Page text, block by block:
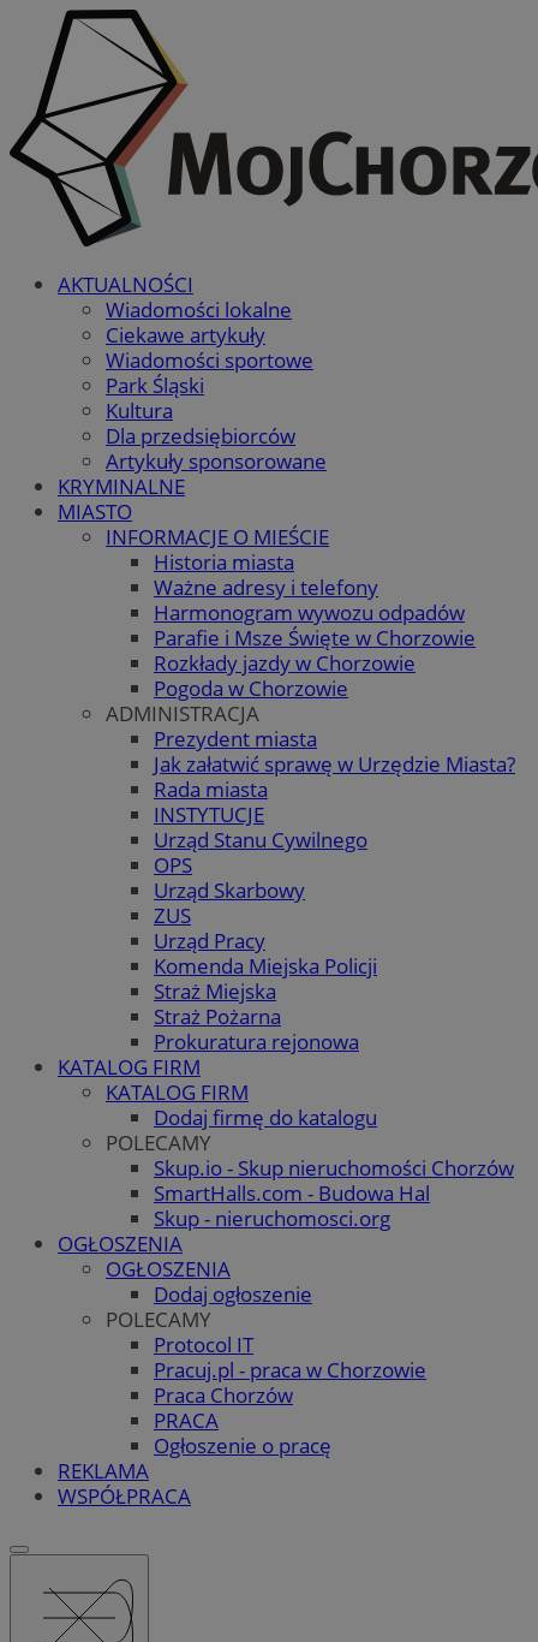
AKTUALNOŚCI
Wiadomości lokalne
Ciekawe artykuły
Wiadomości sportowe
Park Śląski
Kultura
Dla przedsiębiorców
Artykuły sponsorowane
KRYMINALNE
MIASTO
INFORMACJE O MIEŚCIE
Historia miasta
Ważne adresy i telefony
Harmonogram wywozu odpadów
Parafie i Msze Święte w Chorzowie
Rozkłady jazdy w Chorzowie
Pogoda w Chorzowie
ADMINISTRACJA
Prezydent miasta
Jak załatwić sprawę w Urzędzie Miasta?
Rada miasta
INSTYTUCJE
Urząd Stanu Cywilnego
OPS
Urząd Skarbowy
ZUS
Urząd Pracy
Komenda Miejska Policji
Straż Miejska
Straż Pożarna
Prokuratura rejonowa
KATALOG FIRM
KATALOG FIRM
Dodaj firmę do katalogu
POLECAMY
Skup.io - Skup nieruchomości Chorzów
SmartHalls.com - Budowa Hal
Skup - nieruchomosci.org
OGŁOSZENIA
OGŁOSZENIA
Dodaj ogłoszenie
POLECAMY
Protocol IT
Pracuj.pl - praca w Chorzowie
Praca Chorzów
PRACA
Ogłoszenie o pracę
REKLAMA
WSPÓŁPRACA